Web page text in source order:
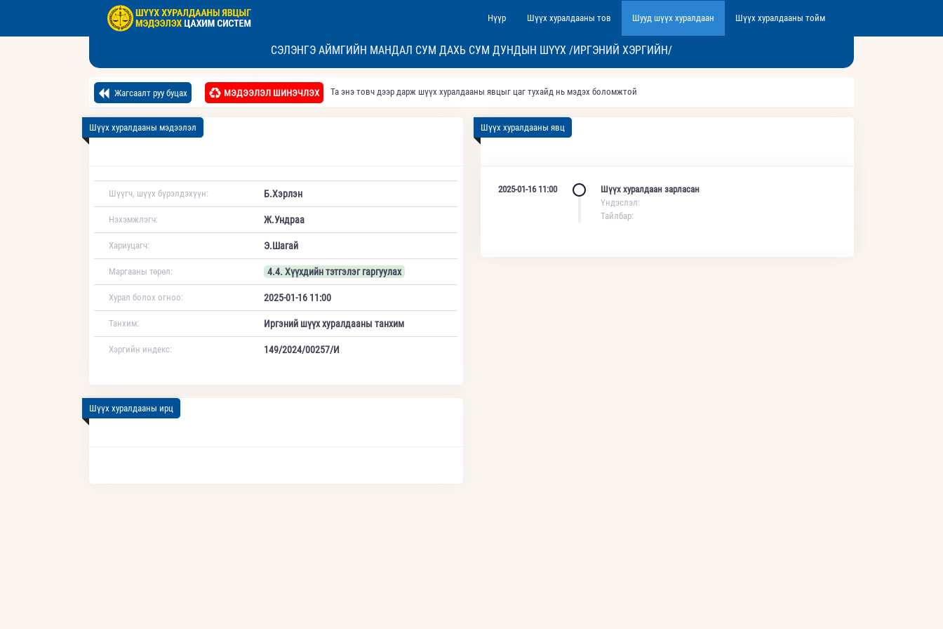
Нүүр Шүүх хуралдааны тов Шууд шүүх хуралдаан Шүүх хуралдааны тойм
СЭЛЭНГЭ АЙМГИЙН МАНДАЛ СУМ ДАХЬ СУМ ДУНДЫН ШҮҮХ /ИРГЭНИЙ ХЭРГИЙН/
Жагсаалт руу буцах МЭДЭЭЛЭЛ ШИНЭЧЛЭХ Та энэ товч дээр дарж шүүх хуралдааны явцыг цаг тухайд нь мэдэх боломжтой
Шүүх хуралдааны мэдээлэл
Шүүгч, шүүх бүрэлдэхүүн: Б.Хэрлэн
Нэхэмжлэгч: Ж.Ундраа
Хариуцагч: Э.Шагай
Маргааны төрөл: 4.4. Хүүхдийн тэтгэлэг гаргуулах
Хурал болох огноо: 2025-01-16 11:00
Танхим: Иргэний шүүх хуралдааны танхим
Хэргийн индекс: 149/2024/00257/И
Шүүх хуралдааны ирц
Шүүх хуралдааны явц
2025-01-16 11:00
Шүүх хуралдаан зарласан
Үндэслэл:
Тайлбар: